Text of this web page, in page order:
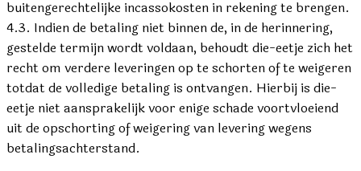
buitengerechtelijke incassokosten in rekening te brengen.
4.3. Indien de betaling niet binnen de, in de herinnering,
gestelde termijn wordt voldaan, behoudt die-eetje zich het
recht om verdere leveringen op te schorten of te weigeren
totdat de volledige betaling is ontvangen. Hierbij is die-
eetje niet aansprakelijk voor enige schade voortvloeiend
uit de opschorting of weigering van levering wegens
betalingsachterstand.